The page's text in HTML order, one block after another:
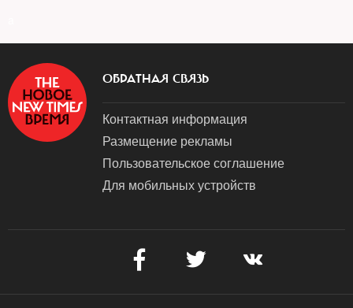
ОБРАТНАЯ СВЯЗЬ
Контактная информация
Размещение рекламы
Пользовательское соглашение
Для мобильных устройств